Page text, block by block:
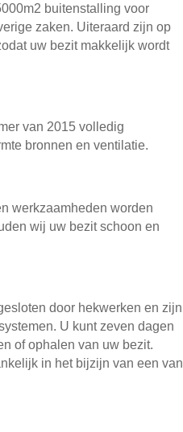
buitenstalling voor
zaken. Uiteraard zijn op
uw bezit makkelijk wordt
van 2015 volledig
bronnen en ventilatie.
werkzaamheden worden
wij uw bezit schoon en
door hekwerken en zijn
U kunt zeven dagen
of ophalen van uw bezit.
in het bijzijn van een van